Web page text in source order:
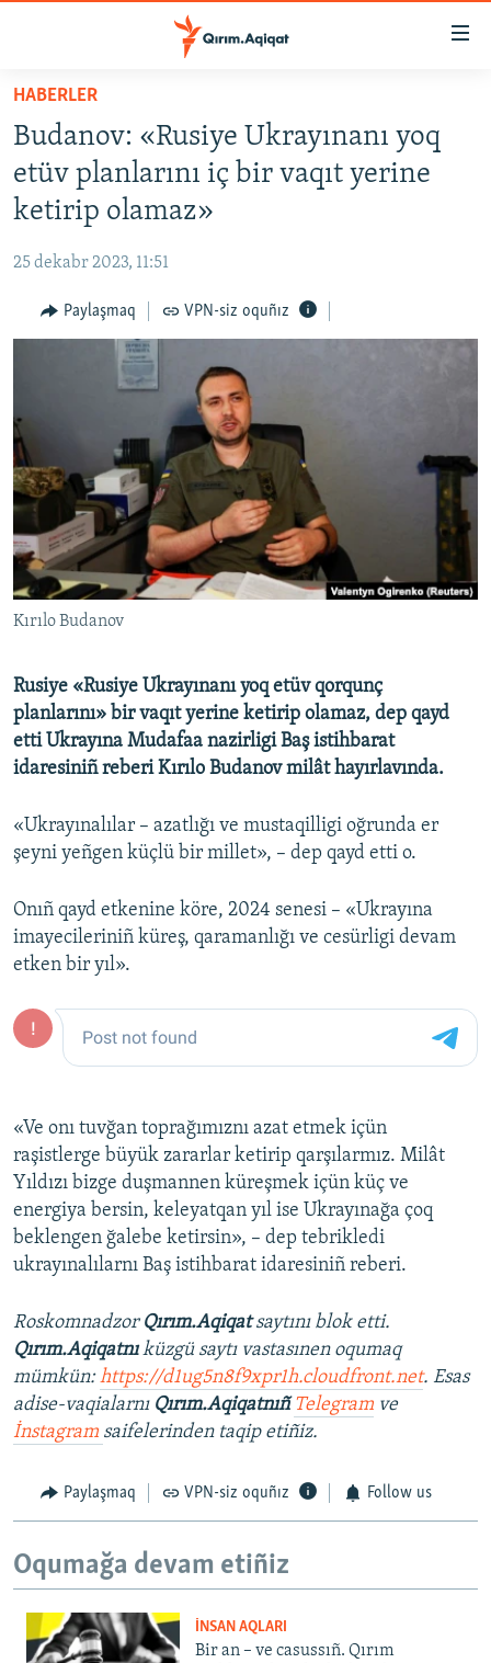
Esas
qaytmaq
Baş
navigatsiyağa
qaytmaq
Qıdıruvğa
HABERLER
İQTİSADİYAT
MEDENİYET
İNSAN AQLARI
BLOGLAR
FİKİR
Русский
Українською
QOŞULIÑIZ!
RFE/RS bütün saytları
HABERLER
Budanov: «Rusiye Ukrayınanı yoq
etüv planlarını iç bir vaqıt yerine
ketirip olamaz»
25 dekabr 2023, 11:51
Paylaşmaq VPN-siz oquñız
Kırılo Budanov
Rusiye «Rusiye Ukrayınanı yoq etüv qorqunç
planlarını» bir vaqıt yerine ketirip olamaz, dep qayd
etti Ukrayına Mudafaa nazirligi Baş istihbarat
idaresiniñ reberi Kırılo Budanov milât hayırlavında.
«Ukrayınalılar – azatlığı ve mustaqilligi oğrunda er
şeyni yeñgen küçlü bir millet», – dep qayd etti o.
Onıñ qayd etkenine köre, 2024 senesi – «Ukrayına
imayecileriniñ küreş, qaramanlığı ve cesürligi devam
etken bir yıl».
«Ve onı tuvğan toprağımıznı azat etmek içün
raşistlerge büyük zararlar ketirip qarşılarmız. Milât
Yıldızı bizge duşmannen küreşmek içün küç ve
energiya bersin, keleyatqan yıl ise Ukrayınağa çoq
beklengen ğalebe ketirsin», – dep tebrikledi
ukrayınalılarnı Baş istihbarat idaresiniñ reberi.
Roskomnadzor Qırım.Aqiqatsaytını blok etti.
Qırım.Aqiqatnıküzgü saytı vastasınen oqumaq
mümkün:https://d1ug5n8f9xpr1h.cloudfront.net. Esas
adise-vaqialarnı Qırım.Aqiqatnıñ Telegram ve
İnstagram saifelerinden taqip etiñiz.
Paylaşmaq VPN-siz oquñız Follow us
Oqumağa devam etiñiz
İNSAN AQLARI
Bir an – ve casussıñ. Qırım